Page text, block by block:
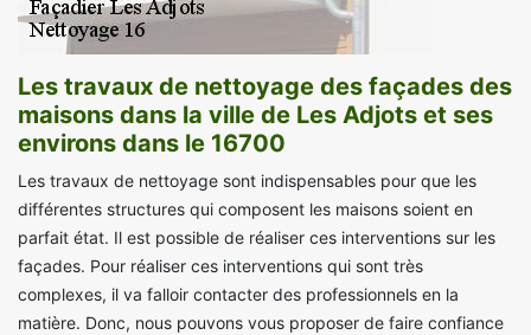
Les travaux de nettoyage des façades des
maisons dans la ville de Les Adjots et ses
environs dans le 16700
Les travaux de nettoyage sont indispensables pour que les
différentes structures qui composent les maisons soient en
parfait état. Il est possible de réaliser ces interventions sur les
façades. Pour réaliser ces interventions qui sont très
complexes, il va falloir contacter des professionnels en la
matière. Donc, nous pouvons vous proposer de faire confiance